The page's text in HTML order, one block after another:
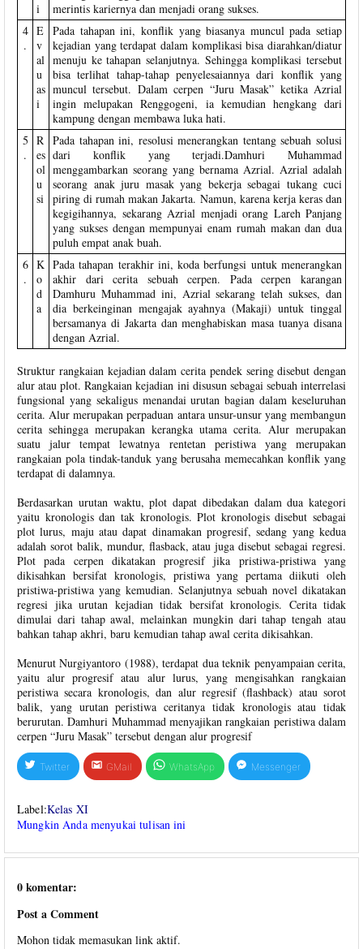
i
merintis kariernya dan menjadi orang sukses.
4
.
E
v
al
u
as
i
Pada tahapan ini, konflik yang biasanya muncul pada setiap
kejadian yang terdapat dalam komplikasi bisa diarahkan/diatur
menuju ke tahapan selanjutnya. Sehingga komplikasi tersebut
bisa terlihat tahap-tahap penyelesaiannya dari konflik yang
muncul tersebut. Dalam cerpen “Juru Masak” ketika Azrial
ingin melupakan Renggogeni, ia kemudian hengkang dari
kampung dengan membawa luka hati.
5
.
R
es
ol
u
si
Pada tahapan ini, resolusi menerangkan tentang sebuah solusi
dari konflik yang terjadi.Damhuri Muhammad
menggambarkan seorang yang bernama Azrial. Azrial adalah
seorang anak juru masak yang bekerja sebagai tukang cuci
piring di rumah makan Jakarta. Namun, karena kerja keras dan
kegigihannya, sekarang Azrial menjadi orang Lareh Panjang
yang sukses dengan mempunyai enam rumah makan dan dua
puluh empat anak buah.
6
.
K
o
d
a
Pada tahapan terakhir ini, koda berfungsi untuk menerangkan
akhir dari cerita sebuah cerpen. Pada cerpen karangan
Damhuru Muhammad ini, Azrial sekarang telah sukses, dan
dia berkeinginan mengajak ayahnya (Makaji) untuk tinggal
bersamanya di Jakarta dan menghabiskan masa tuanya disana
dengan Azrial.
Struktur rangkaian kejadian dalam cerita pendek sering disebut dengan
alur atau plot. Rangkaian kejadian ini disusun sebagai sebuah interrelasi
fungsional yang sekaligus menandai urutan bagian dalam keseluruhan
cerita. Alur merupakan perpaduan antara unsur-unsur yang membangun
cerita sehingga merupakan kerangka utama cerita. Alur merupakan
suatu jalur tempat lewatnya rentetan peristiwa yang merupakan
rangkaian pola tindak-tanduk yang berusaha memecahkan konflik yang
terdapat di dalamnya.
Berdasarkan urutan waktu, plot dapat dibedakan dalam dua kategori
yaitu kronologis dan tak kronologis. Plot kronologis disebut sebagai
plot lurus, maju atau dapat dinamakan progresif, sedang yang kedua
adalah sorot balik, mundur, flasback, atau juga disebut sebagai regresi.
Plot pada cerpen dikatakan progresif jika pristiwa-pristiwa yang
dikisahkan bersifat kronologis, pristiwa yang pertama diikuti oleh
pristiwa-pristiwa yang kemudian. Selanjutnya sebuah novel dikatakan
regresi jika urutan kejadian tidak bersifat kronologis. Cerita tidak
dimulai dari tahap awal, melainkan mungkin dari tahap tengah atau
bahkan tahap akhri, baru kemudian tahap awal cerita dikisahkan.
Menurut Nurgiyantoro (1988), terdapat dua teknik penyampaian cerita,
yaitu alur progresif atau alur lurus, yang mengisahkan rangkaian
peristiwa secara kronologis, dan alur regresif (flashback) atau sorot
balik, yang urutan peristiwa ceritanya tidak kronologis atau tidak
berurutan. Damhuri Muhammad menyajikan rangkaian peristiwa dalam
cerpen “Juru Masak” tersebut dengan alur progresif
Twitter GMail WhatsApp Messenger
Label:Kelas XI
Mungkin Anda menyukai tulisan ini
0 komentar:
Post a Comment
Mohon tidak memasukan link aktif.